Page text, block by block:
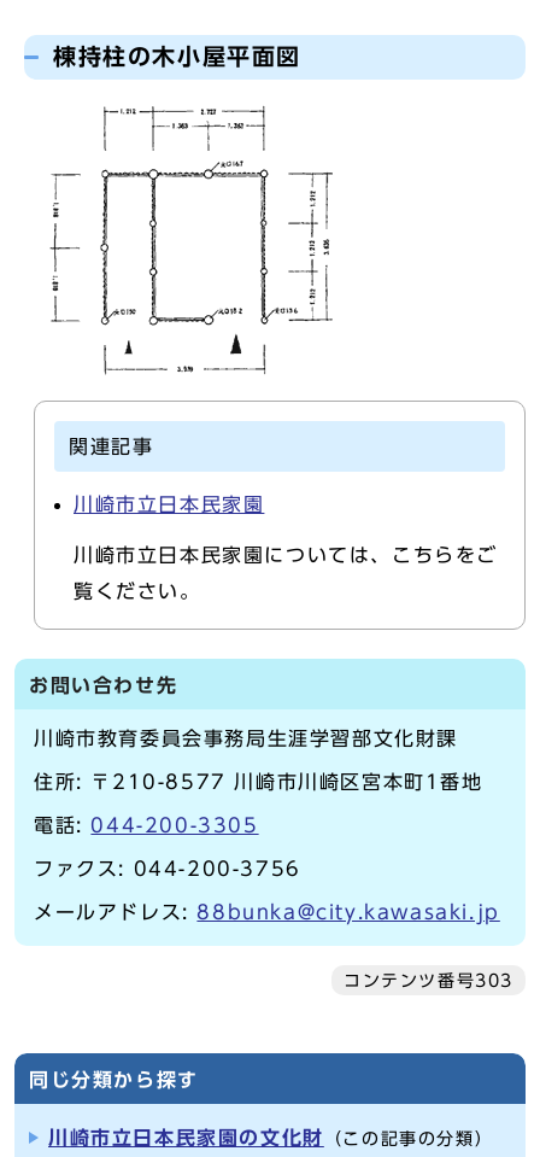
棟持柱の木小屋平面図
関連記事
川崎市立日本民家園
川崎市立日本民家園については、こちらをご
覧ください。
お問い合わせ先
川崎市教育委員会事務局生涯学習部文化財課
住所: 〒210-8577 川崎市川崎区宮本町1番地
電話: 044-200-3305
ファクス: 044-200-3756
メールアドレス:88bunka@city.kawasaki.jp
コンテンツ番号303
同じ分類から探す
川崎市立日本民家園の文化財 （この記事の分類）